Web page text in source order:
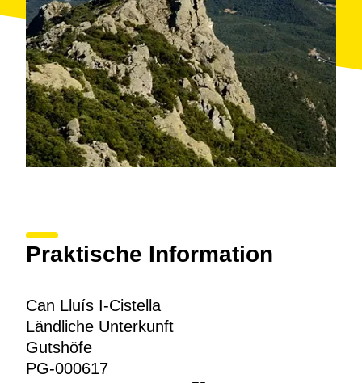
Praktische Information
Can Lluís I-Cistella
Ländliche Unterkunft
Gutshöfe
PG-000617